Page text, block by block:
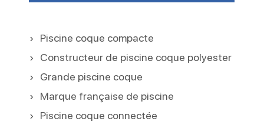
Piscine coque compacte
Constructeur de piscine coque polyester
Grande piscine coque
Marque française de piscine
Piscine coque connectée